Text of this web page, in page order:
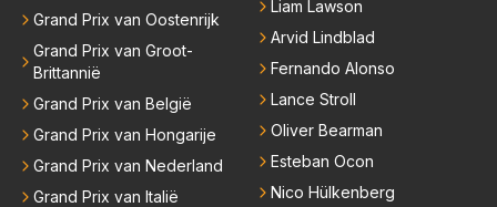
Grand Prix van Oostenrijk
Grand Prix van Groot-
Brittannië
Grand Prix van België
Grand Prix van Hongarije
Grand Prix van Nederland
Grand Prix van Italië
Liam Lawson
Arvid Lindblad
Fernando Alonso
Lance Stroll
Oliver Bearman
Esteban Ocon
Nico Hülkenberg